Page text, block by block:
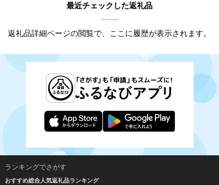
最近チェックした返礼品
返礼品詳細ページの閲覧で、ここに履歴が表示されます。
ランキングでさがす
おすすめ総合人気返礼品ランキング